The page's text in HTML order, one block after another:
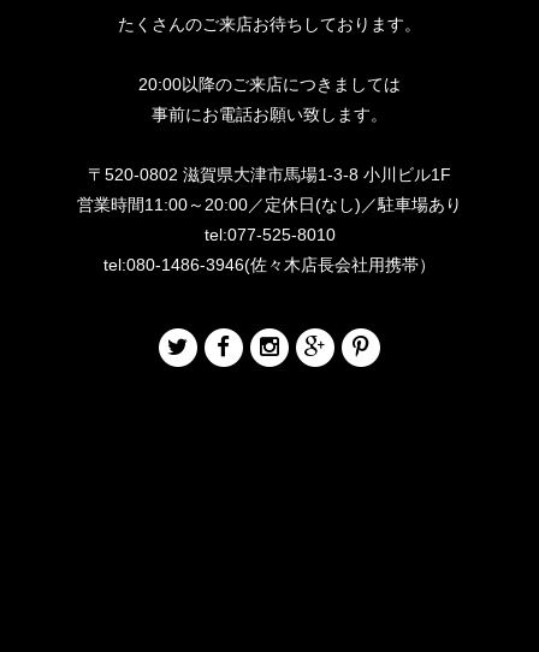
たくさんのご来店お待ちしております。
20:00以降のご来店につきましては
事前にお電話お願い致します。
〒520-0802 滋賀県大津市馬場1-3-8 小川ビル1F
営業時間11:00～20:00／定休日(なし)／駐車場あり
tel:077-525-8010
tel:080-1486-3946(佐々木店長会社用携帯）